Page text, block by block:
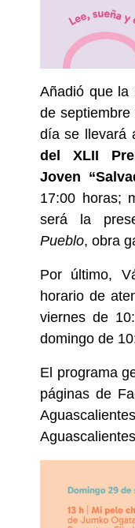
Añadió que la
de
día se llevará
del XLII
Joven
17:00 horas;
será la
Pueblo, obra
Por último,
horario de
viernes de
domingo de
El programa
páginas de